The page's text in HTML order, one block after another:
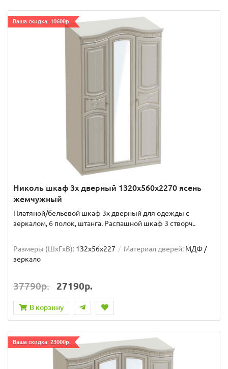
Ваша скидка: 10600р.
Николь шкаф 3х дверный 1320x560x2270 ясень
жемчужный
Платяной/бельевой шкаф 3х дверный для одежды с
зеркалом, 6 полок, штанга. Распашной шкаф 3 створч..
Размеры (ШxГxВ): 132x56x227 Материал дверей: МДФ /
зеркало
37790р. 27190р.
В корзину
Ваша скидка: 23000р.